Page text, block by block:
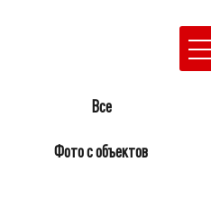
Все
Фото с объектов